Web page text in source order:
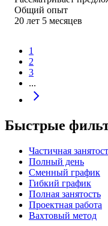
Общий опыт
20 лет 5 месяцев
1
2
3
...
Быстрые
Частичная
Полный день
Сменный график
Гибкий график
Полная занятость
Проектная работа
Вахтовый метод